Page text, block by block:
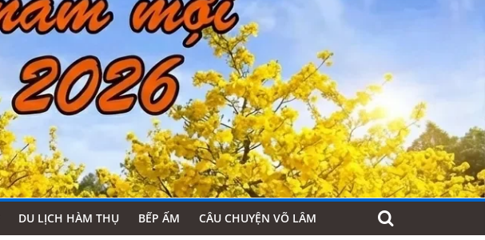
DU LỊCH HÀM THỤ BẾP ẤM CÂU CHUYỆN VÕ LÂM